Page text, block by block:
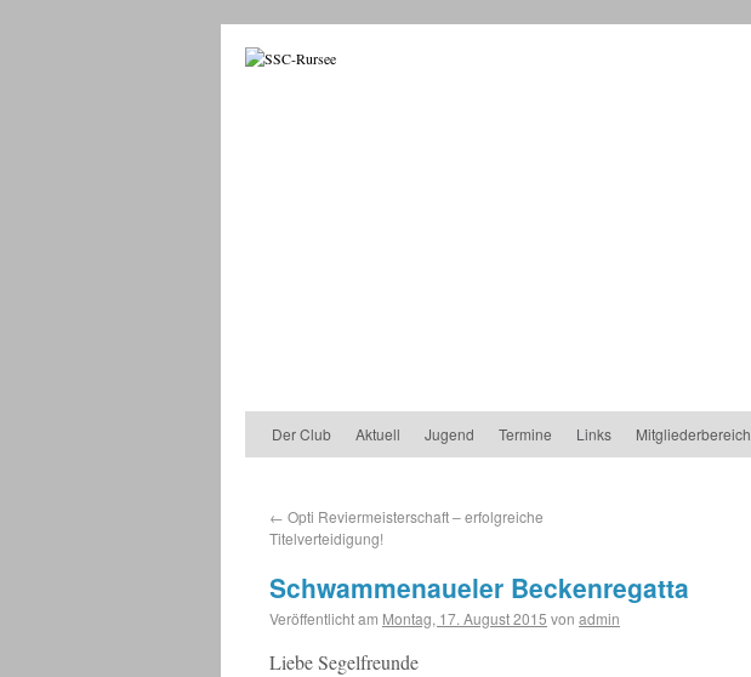
Der Club Aktuell Jugend Termine Links Mitgliederbereich
← Opti Reviermeisterschaft – erfolgreiche
Titelverteidigung!
Schwammenaueler Beckenregatta
Veröffentlicht am Montag, 17. August 2015 von admin
Liebe Segelfreunde